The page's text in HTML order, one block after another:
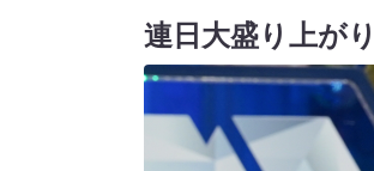
連日大盛り上が